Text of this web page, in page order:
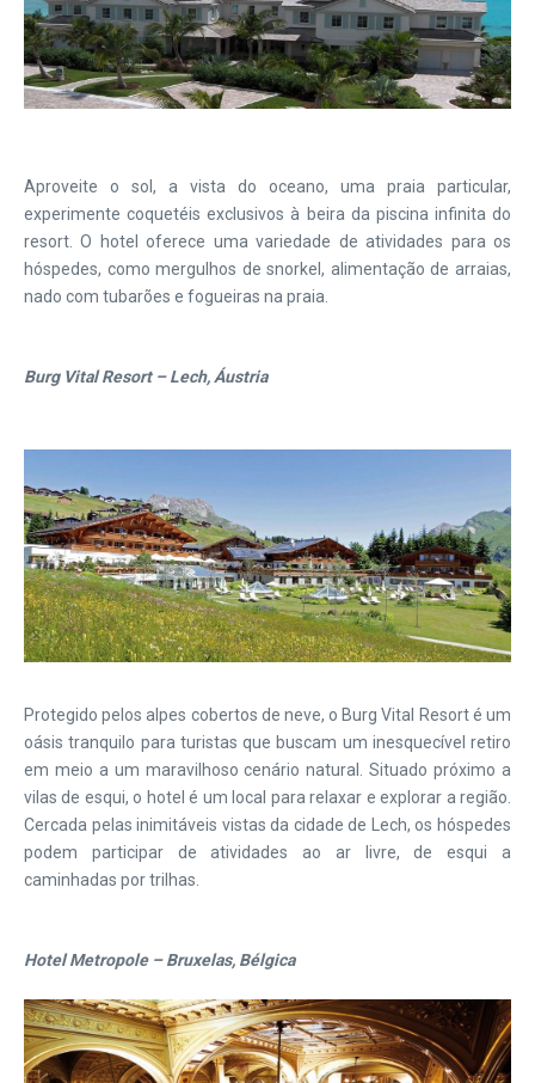
Aproveite o sol, a vista do oceano, uma praia particular,
experimente coquetéis exclusivos à beira da piscina infinita do
resort. O hotel oferece uma variedade de atividades para os
hóspedes, como mergulhos de snorkel, alimentação de arraias,
nado com tubarões e fogueiras na praia.
Burg Vital Resort – Lech, Áustria
Protegido pelos alpes cobertos de neve, o Burg Vital Resort é um
oásis tranquilo para turistas que buscam um inesquecível retiro
em meio a um maravilhoso cenário natural. Situado próximo a
vilas de esqui, o hotel é um local para relaxar e explorar a região.
Cercada pelas inimitáveis vistas da cidade de Lech, os hóspedes
podem participar de atividades ao ar livre, de esqui a
caminhadas por trilhas.
Hotel Metropole – Bruxelas, Bélgica